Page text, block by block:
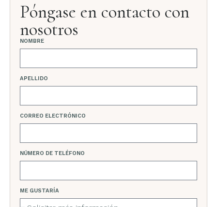
Póngase en contacto con
nosotros
NOMBRE
APELLIDO
CORREO ELECTRÓNICO
NÚMERO DE TELÉFONO
ME GUSTARÍA